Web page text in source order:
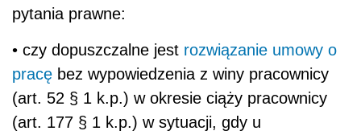
pytania prawne:
• czy dopuszczalne jest rozwiązanie umowy o
pracę bez wypowiedzenia z winy pracownicy
(art. 52 § 1 k.p.) w okresie ciąży pracownicy
(art. 177 § 1 k.p.) w sytuacji, gdy u